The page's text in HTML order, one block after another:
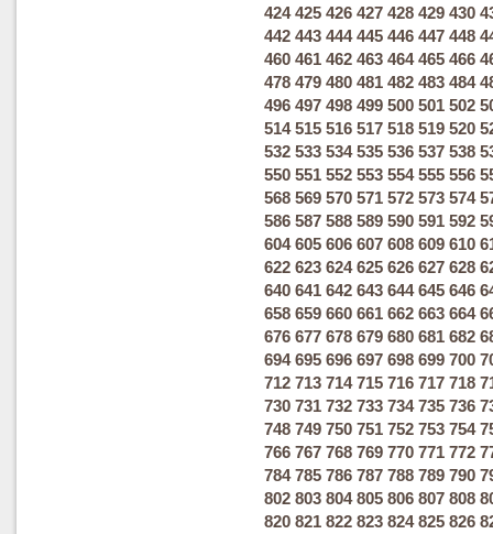
424 425 426 427 428 429 430
442 443 444 445 446 447 448
460 461 462 463 464 465 466
478 479 480 481 482 483 484
496 497 498 499 500 501 502
514 515 516 517 518 519 520
532 533 534 535 536 537 538
550 551 552 553 554 555 556
568 569 570 571 572 573 574
586 587 588 589 590 591 592
604 605 606 607 608 609 610
622 623 624 625 626 627 628
640 641 642 643 644 645 646
658 659 660 661 662 663 664
676 677 678 679 680 681 682
694 695 696 697 698 699 700
712 713 714 715 716 717 718
730 731 732 733 734 735 736
748 749 750 751 752 753 754
766 767 768 769 770 771 772
784 785 786 787 788 789 790
802 803 804 805 806 807 808
820 821 822 823 824 825 826